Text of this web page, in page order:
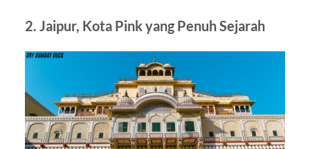
2. Jaipur, Kota Pink yang Penuh Sejarah